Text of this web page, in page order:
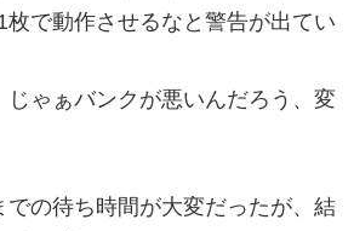
で動作させるなと警告が出てい
ゃぁバンクが悪いんだろう、変
の待ち時間が大変だったが、結